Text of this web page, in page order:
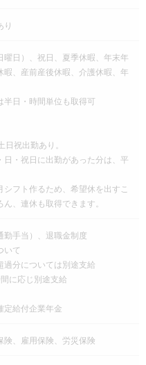
り
曜日）、祝日、夏季休暇、年末年
暇、産前産後休暇、介護休暇、年
日・時間単位も取得可
祝出勤あり。
・祝日に出勤があった分は、平
フト作るため、希望休を出すこ
、連休も取得できます。
勤手当）、退職金制度
て
分については別途支給
に応じ別途支給
定給付企業年金
険、雇用保険、労災保険